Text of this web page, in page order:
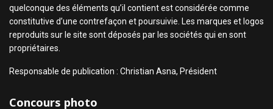
quelconque des éléments qu’il contient est considérée comme
constitutive d’une contrefaçon et poursuivie. Les marques et logos
reproduits sur le site sont déposés par les sociétés qui en sont
propriétaires.
Responsable de publication : Christian Asna, Président
Concours photo